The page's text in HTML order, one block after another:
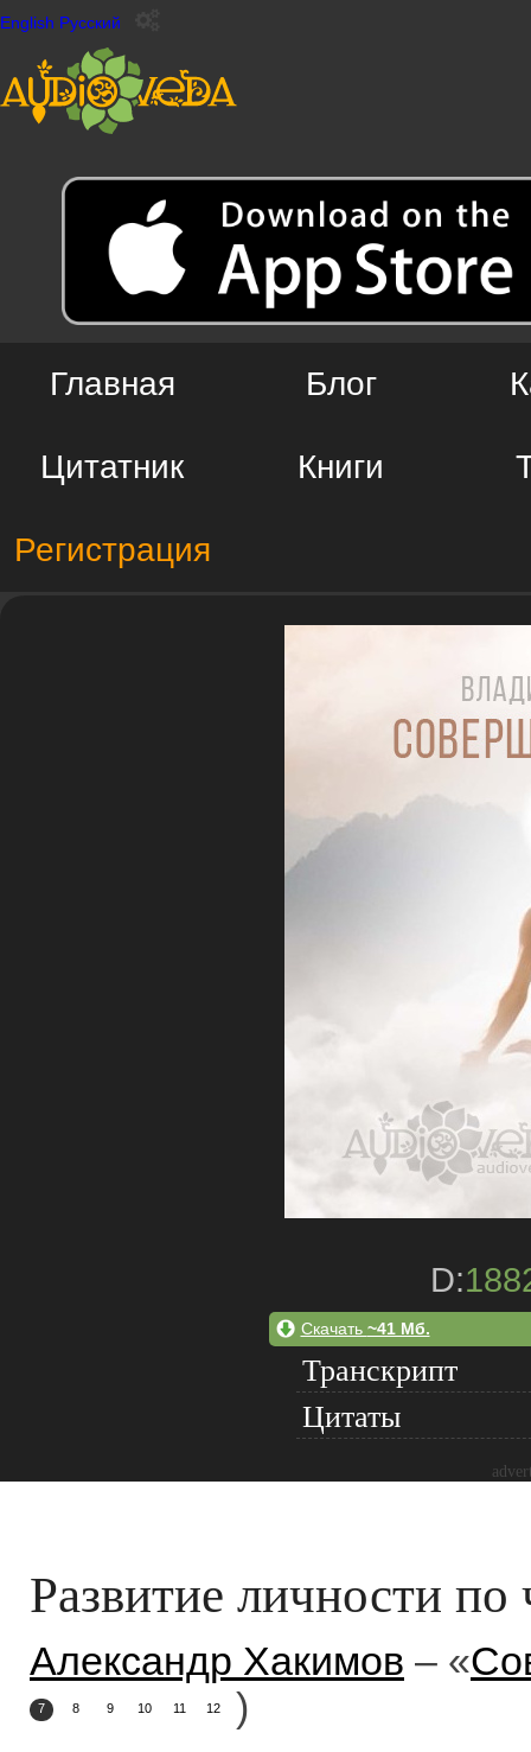
English Русский
Главная Блог
Цитатник Книги
Регистрация
D:
Скачать ~41 Мб.
Транскрипт
Цитаты
Развитие личности по
Александр Хакимов – «
7 8 9 10 11 12
)